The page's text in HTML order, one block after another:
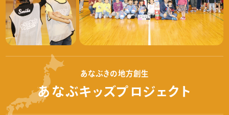
あなぶきの地方創生
あなぶキッズプロジェクト